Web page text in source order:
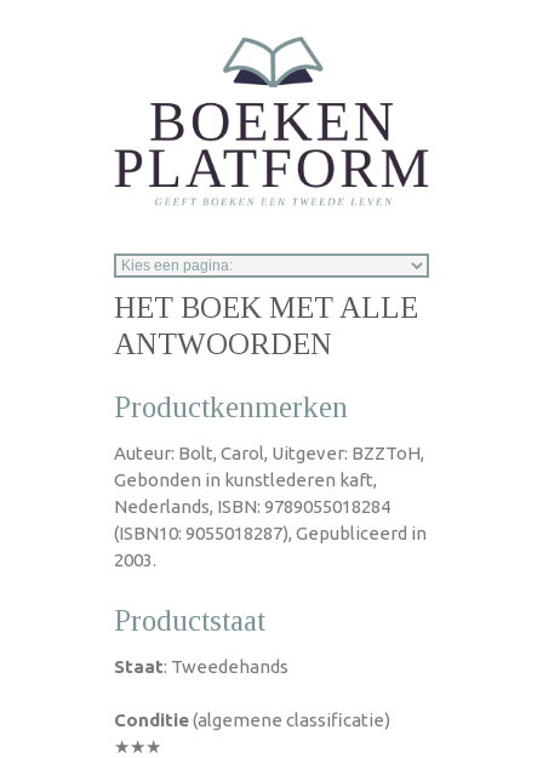
HET BOEK MET ALLE
ANTWOORDEN
Productkenmerken
Auteur: Bolt, Carol, Uitgever: BZZToH,
Gebonden in kunstlederen kaft,
Nederlands, ISBN: 9789055018284
(ISBN10: 9055018287), Gepubliceerd in
2003.
Productstaat
Staat: Tweedehands
Conditie(algemene classificatie)
★★★